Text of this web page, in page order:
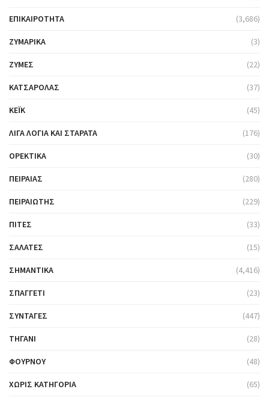
ΕΠΙΚΑΙΡΌΤΗΤΑ (3,686)
ΖΥΜΑΡΙΚΆ (3)
ΖΎΜΕΣ (22)
ΚΑΤΣΑΡΌΛΑΣ (37)
ΚΈΙΚ (45)
ΛΊΓΑ ΛΌΓΙΑ ΚΑΙ ΣΤΑΡΆΤΑ (176)
ΟΡΕΚΤΙΚΆ (30)
ΠΕΙΡΑΙΆΣ (280)
ΠΕΙΡΑΙΏΤΗΣ (229)
ΠΊΤΕΣ (33)
ΣΑΛΆΤΕΣ (15)
ΣΗΜΑΝΤΙΚΆ (4,416)
ΣΠΑΓΓΈΤΙ (23)
ΣΥΝΤΑΓΈΣ (447)
ΤΗΓΆΝΙ (28)
ΦΟΎΡΝΟΥ (48)
ΧΩΡΊΣ ΚΑΤΗΓΟΡΊΑ (65)